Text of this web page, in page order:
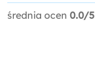
średnia ocen 0.0/5